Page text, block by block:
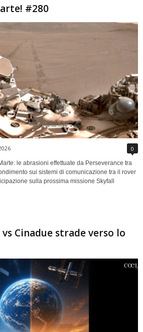
#280
0
le abrasioni effettuate da Perseverance tra
sui sistemi di comunicazione tra il rover
sulla prossima missione Skyfall
Cinadue strade verso lo